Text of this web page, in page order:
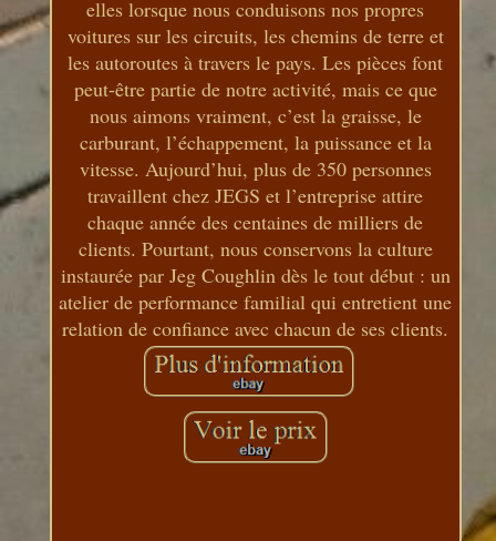
elles lorsque nous conduisons nos propres
voitures sur les circuits, les chemins de terre et
les autoroutes à travers le pays. Les pièces font
peut-être partie de notre activité, mais ce que
nous aimons vraiment, c’est la graisse, le
carburant, l’échappement, la puissance et la
vitesse. Aujourd’hui, plus de 350 personnes
travaillent chez JEGS et l’entreprise attire
chaque année des centaines de milliers de
clients. Pourtant, nous conservons la culture
instaurée par Jeg Coughlin dès le tout début : un
atelier de performance familial qui entretient une
relation de confiance avec chacun de ses clients.